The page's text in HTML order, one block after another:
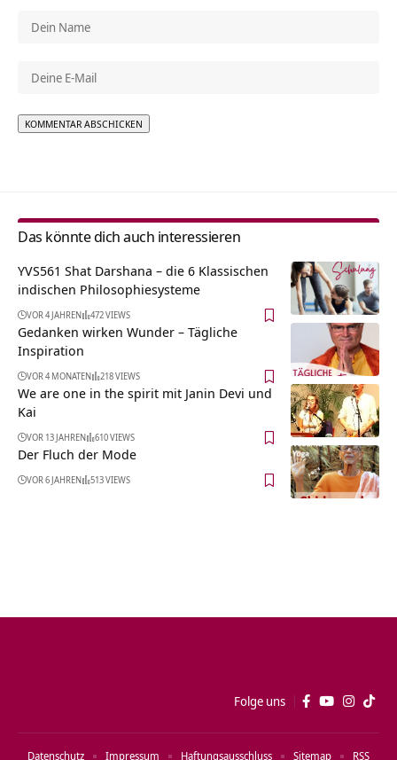
Das könnte dich auch interessieren
YVS561 Shat Darshana – die 6 Klassischen
indischen Philosophiesysteme
VOR 4 JAHREN 472 VIEWS
Gedanken wirken Wunder – Tägliche
Inspiration
VOR 4 MONATEN 218 VIEWS
We are one in the spirit mit Janin Devi und
Kai
VOR 13 JAHREN 610 VIEWS
Der Fluch der Mode
VOR 6 JAHREN 513 VIEWS
Folge uns
Datenschutz Impressum Haftungsausschluss Sitemap RSS